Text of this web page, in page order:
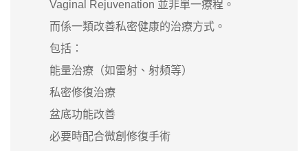
Vaginal Rejuvenation 並非單一療程。
而係一類改善私密健康的治療方式。
包括：
能量治療（如雷射、射頻等）
私密修復治療
盆底功能改善
必要時配合微創修復手術